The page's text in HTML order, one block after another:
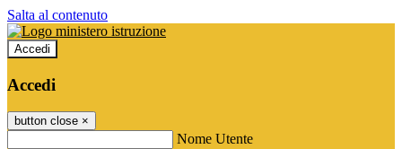
Salta al contenuto
Accedi
Accedi
button close ×
Nome Utente